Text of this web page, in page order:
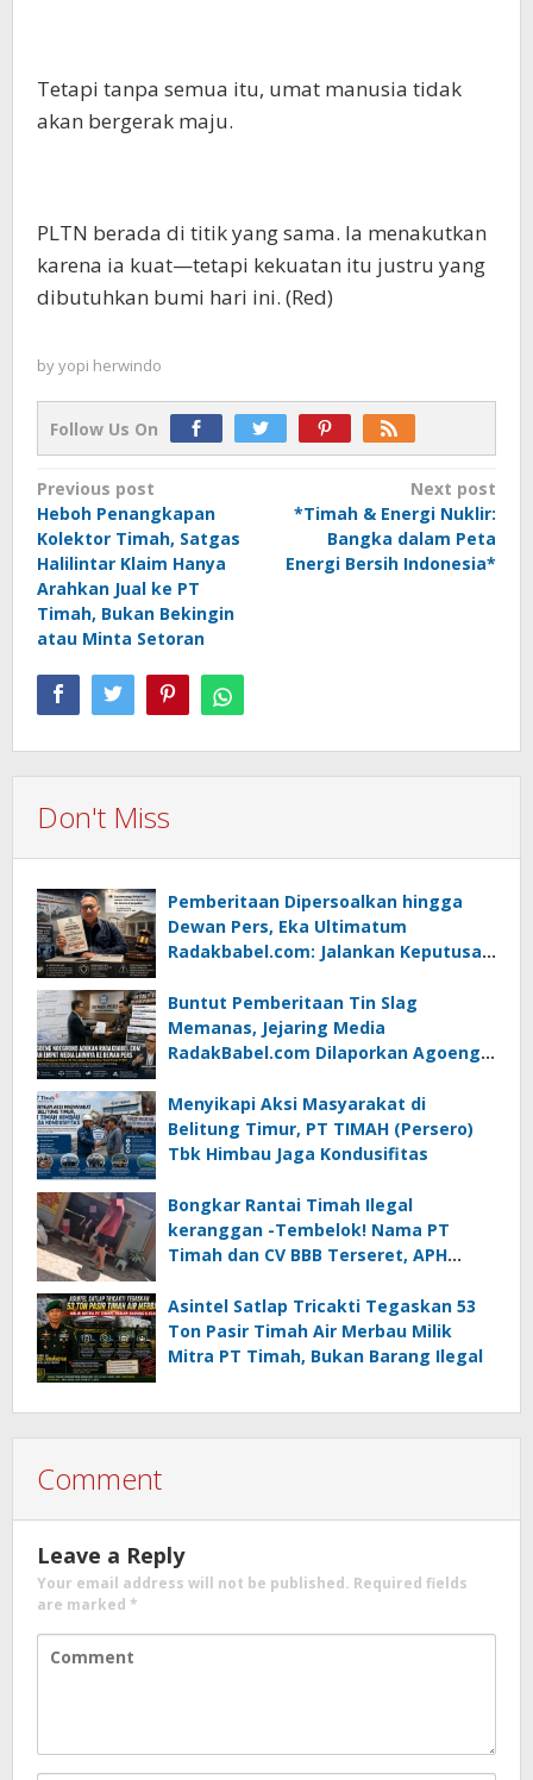
Tetapi tanpa semua itu, umat manusia tidak
akan bergerak maju.
PLTN berada di titik yang sama. Ia menakutkan
karena ia kuat—tetapi kekuatan itu justru yang
dibutuhkan bumi hari ini. (Red)
byyopi herwindo
Follow Us On
Post
navigation
Previous post
Heboh Penangkapan
Kolektor Timah, Satgas
Halilintar Klaim Hanya
Arahkan Jual ke PT
Timah, Bukan Bekingin
atau Minta Setoran
Next post
*Timah & Energi Nuklir:
Bangka dalam Peta
Energi Bersih Indonesia*
Don't Miss
Pemberitaan Dipersoalkan hingga
Dewan Pers, Eka Ultimatum
Radakbabel.com: Jalankan Keputusan
Buntut Pemberitaan Tin Slag
Memanas, Jejaring Media
RadakBabel.com Dilaporkan Agoeng
Menyikapi Aksi Masyarakat di
Belitung Timur, PT TIMAH (Persero)
Tbk Himbau Jaga Kondusifitas
Bongkar Rantai Timah Ilegal
keranggan -Tembelok! Nama PT
Timah dan CV BBB Terseret, APH
Asintel Satlap Tricakti Tegaskan 53
Ton Pasir Timah Air Merbau Milik
Mitra PT Timah, Bukan Barang Ilegal
Comment
Leave a Reply
Your email address will not be published. Required fields
are marked *